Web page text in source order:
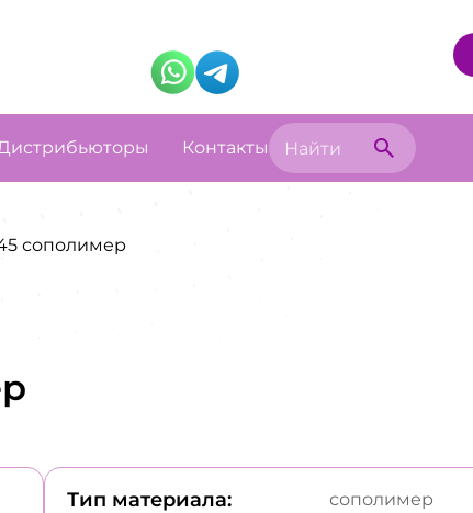
Контакты
сополимер
Тип материала: сополимер